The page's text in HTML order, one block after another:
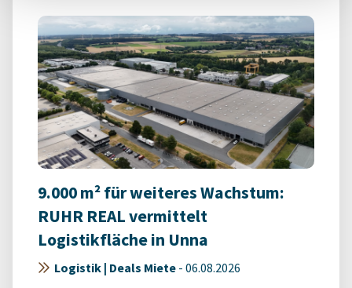
9.000 m² für weiteres Wachstum:
RUHR REAL vermittelt
Logistikfläche in Unna
Logistik | Deals Miete - 06.08.2026